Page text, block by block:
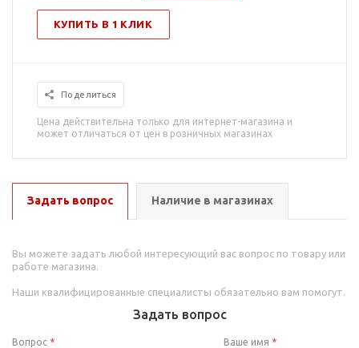
КУПИТЬ В 1 КЛИК
Поделиться
Цена действительна только для интернет-магазина и
может отличаться от цен в розничных магазинах
Задать вопрос Наличие в магазинах
Вы можете задать любой интересующий вас вопрос по товару или
работе магазина.
Наши квалифицированные специалисты обязательно вам помогут.
Задать вопрос
Вопрос * Ваше имя *